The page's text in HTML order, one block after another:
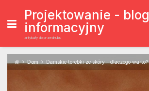
content
Projektowanie - blog
informacyjny
artykuły do przedruku
Dom Damskie torebki ze skóry – dlaczego warto?